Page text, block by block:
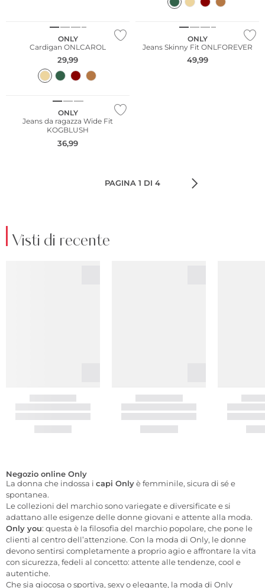
ONLY
Cardigan ONLCAROL
29,99
Sostenibile
ONLY
Jeans Skinny Fit ONLFOREVER
49,99
ONLY
Jeans da ragazza Wide Fit
KOGBLUSH
36,99
PAGINA 1 DI 4
Visti di recente
Negozio online Only
La donna che indossa i capi Onlyè femminile, sicura di sé e
spontanea.
Le collezioni del marchio sono variegate e diversificate e si
adattano alle esigenze delle donne giovani e attente alla moda.
Only you: questa è la filosofia del marchio popolare, che pone le
clienti al centro dell’attenzione. Con la moda di Only, le donne
devono sentirsi completamente a proprio agio e affrontare la vita
con sicurezza, fedeli al concetto: attente alle tendenze, cool e
autentiche.
Che sia giocosa o sportiva, sexy o elegante, la moda di Only